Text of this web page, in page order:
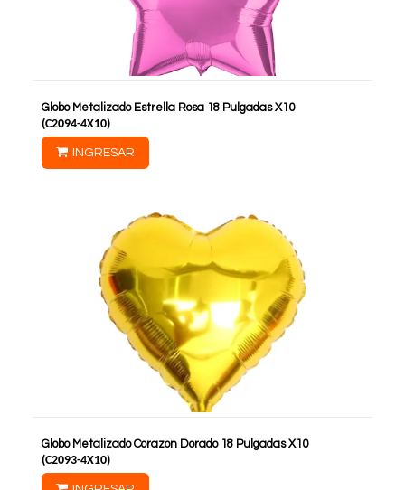
Globo Metalizado Estrella Rosa 18 Pulgadas X10
(C2094-4X10)
INGRESAR
Globo Metalizado Corazon Dorado 18 Pulgadas X10
(C2093-4X10)